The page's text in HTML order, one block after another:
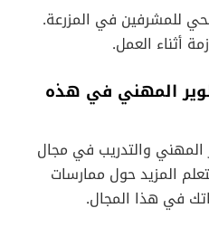
للمشرفين في المزرعة.
أثناء العمل.
المهني في هذه
والتدريب في مجال
المزيد حول ممارسات
في هذا المجال.